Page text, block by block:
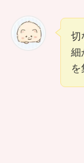
切
細
を